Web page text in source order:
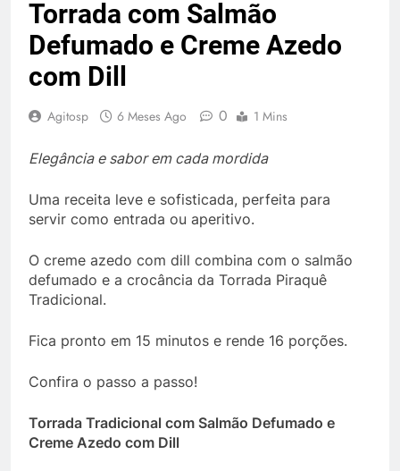
Torrada com Salmão
Defumado e Creme Azedo
com Dill
Agitosp 6 Meses Ago 0 1 Mins
Elegância e sabor em cada mordida
Uma receita leve e sofisticada, perfeita para
servir como entrada ou aperitivo.
O creme azedo com dill combina com o salmão
defumado e a crocância da Torrada Piraquê
Tradicional.
Fica pronto em 15 minutos e rende 16 porções.
Confira o passo a passo!
Torrada Tradicional com Salmão Defumado e
Creme Azedo com Dill